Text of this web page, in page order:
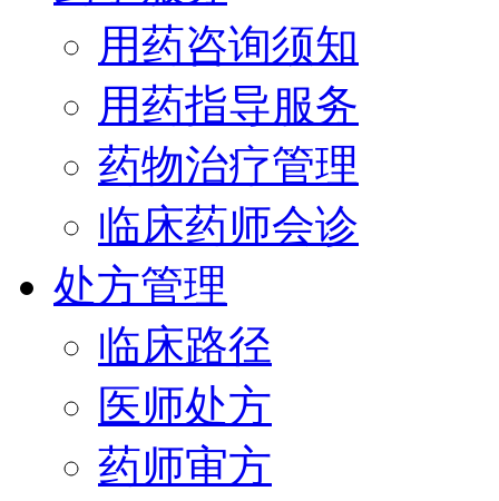
用药咨询须知
用药指导服务
药物治疗管理
临床药师会诊
处方管理
临床路径
医师处方
药师审方